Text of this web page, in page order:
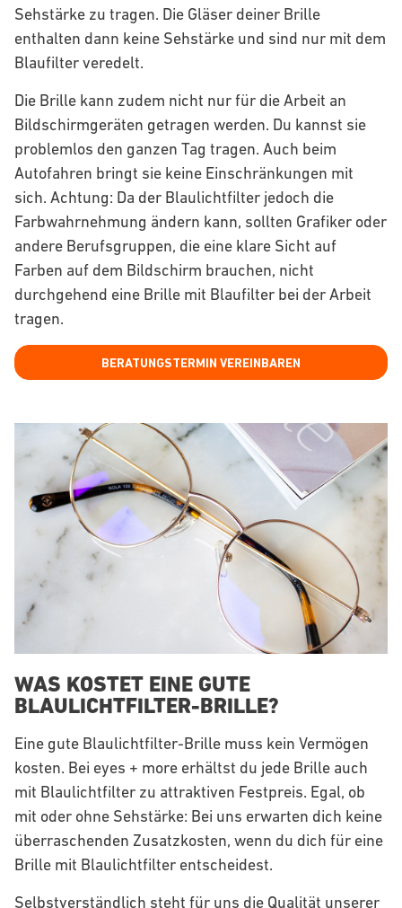
Sehstärke zu tragen. Die Gläser deiner Brille
enthalten dann keine Sehstärke und sind nur mit dem
Blaufilter veredelt.
Die Brille kann zudem nicht nur für die Arbeit an
Bildschirmgeräten getragen werden. Du kannst sie
problemlos den ganzen Tag tragen. Auch beim
Autofahren bringt sie keine Einschränkungen mit
sich. Achtung: Da der Blaulichtfilter jedoch die
Farbwahrnehmung ändern kann, sollten Grafiker oder
andere Berufsgruppen, die eine klare Sicht auf
Farben auf dem Bildschirm brauchen, nicht
durchgehend eine Brille mit Blaufilter bei der Arbeit
tragen.
BERATUNGSTERMIN VEREINBAREN
WAS KOSTET EINE GUTE
BLAULICHTFILTER-BRILLE?
Eine gute Blaulichtfilter-Brille muss kein Vermögen
kosten. Bei eyes + more erhältst du jede Brille auch
mit Blaulichtfilter zu attraktiven Festpreis. Egal, ob
mit oder ohne Sehstärke: Bei uns erwarten dich keine
überraschenden Zusatzkosten, wenn du dich für eine
Brille mit Blaulichtfilter entscheidest.
Selbstverständlich steht für uns die Qualität unserer